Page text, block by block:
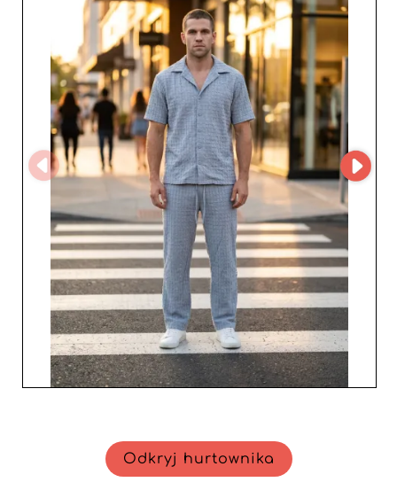
dostawcy i danych kontaktowych hurtowni. To zapewnia
płynną komunikację, sprawną realizację zamówień oraz
niezawodny dostęp do świeżych, wysokiej jakości
stanów magazynowych, czyniąc DIEZ 24 idealnym
wyborem dla tych, którzy chcą rozwijać prężny biznes w
segmencie męskiej mody.
Odkryj hurtownika